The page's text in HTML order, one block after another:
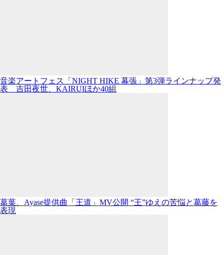
音楽アートフェス「NIGHT HIKE 幕張」第3弾ラインナップ発
表 吉田夜世、KAIRUIほか40組
葛葉、Ayase提供曲「王道」MV公開 “王”ゆえの苦悩と葛藤を
表現